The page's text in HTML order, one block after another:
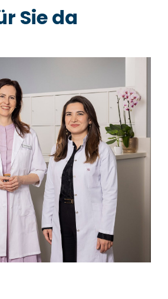
Sie da